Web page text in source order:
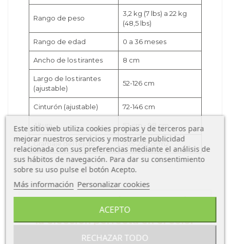
Rango de peso
3,2 kg (7 lbs) a 22 kg
(48,5 lbs)
Rango de edad 0 a 36 meses
Ancho de los tirantes 8 cm
Largo de los tirantes
(ajustable)
52-126 cm
Cinturón (ajustable) 72-146 cm
Altura 52 cm - 98 cm
Gramaje del tejido 205-220 gr/m2
Quokkababy E-Carrier en acción:
la elección perfecta en el color
Este sitio web utiliza cookies propias y de terceros para
mejorar nuestros servicios y mostrarle publicidad
relacionada con sus preferencias mediante el análisis de
sus hábitos de navegación. Para dar su consentimiento
sobre su uso pulse el botón Acepto.
Más información Personalizar cookies
RECHAZAR TODO
ACEPTO